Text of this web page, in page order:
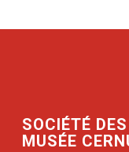
SOCIÉTÉ
MUSÉE